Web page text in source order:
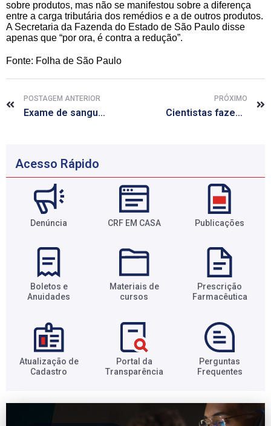
sobre produtos, mas não se manifestou sobre a diferença
entre a carga tributária dos remédios e a de outros produtos.
A Secretaria da Fazenda do Estado de São Paulo disse
apenas que “por ora, é contra a redução”.
Fonte: Folha de São Paulo
POSTAGEM ANTERIOR
Exame de sangue pode ajudar a detectar câncer de pulmão, afirma estudo
PRÓXIMO
Cientistas fazem crescer cabelo humano em ratos
Acesso Rápido
Denúncia CRF EM CASA Publicações
Boletos e
Anuidades​
Materiais de
cursos​
Prescrição
Farmacêutica​
Atualização de
Cadastro​
Portal da
Transparência​
Perguntas
Frequentes​